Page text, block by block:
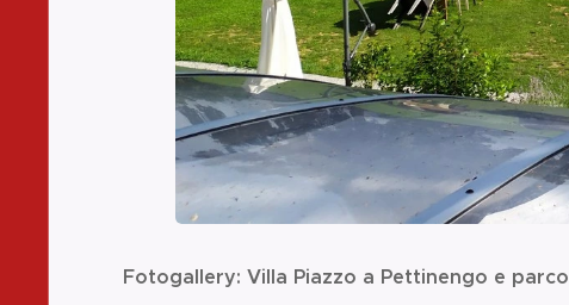
Fotogallery: Villa Piazzo a Pettinengo e parco